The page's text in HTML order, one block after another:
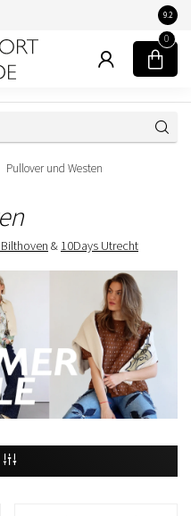
9.2
0
Pullover und Westen
& 10Days Utrecht